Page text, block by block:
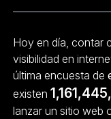
Hoy en día, contar
visibilidad en
última encuesta de
existen
lanzar un sitio web